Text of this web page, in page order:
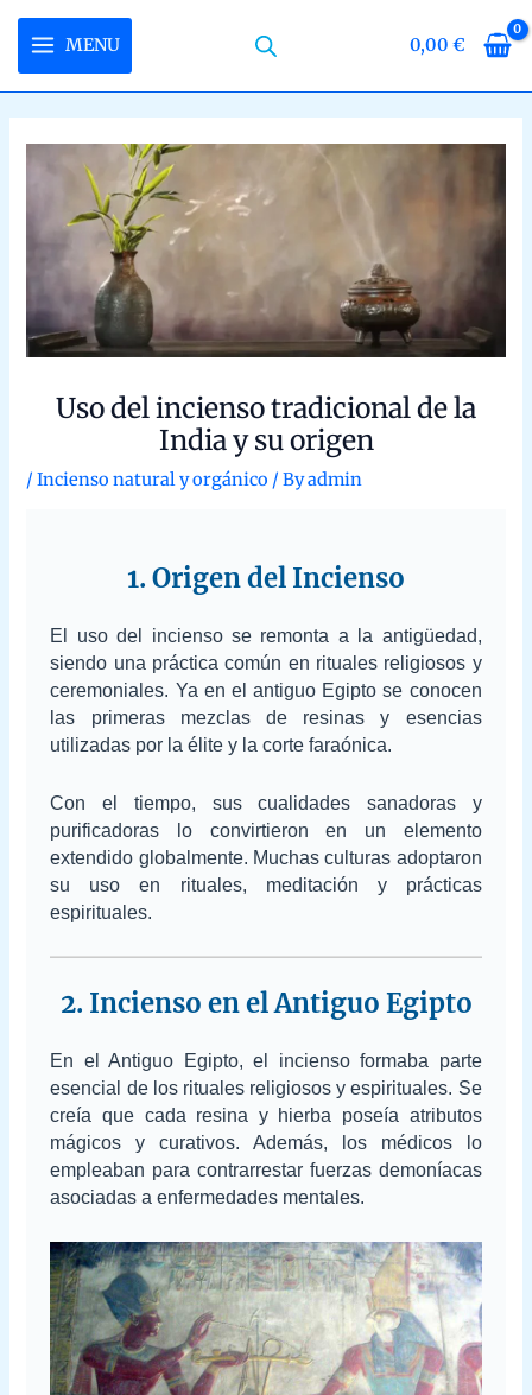
content
MENU 0,00€
Uso del incienso tradicional de la India y
su origen
/ Incienso natural y orgánico/ By admin
1. Origen del Incienso
El uso del incienso se remonta a la antigüedad,
siendo una práctica común en rituales religiosos y
ceremoniales. Ya en el antiguo Egipto se conocen
las primeras mezclas de resinas y esencias
utilizadas por la élite y la corte faraónica.
Con el tiempo, sus cualidades sanadoras y
purificadoras lo convirtieron en un elemento
extendido globalmente. Muchas culturas adoptaron
su uso en rituales, meditación y prácticas
espirituales.
2. Incienso en el Antiguo Egipto
En el Antiguo Egipto, el incienso formaba parte
esencial de los rituales religiosos y espirituales. Se
creía que cada resina y hierba poseía atributos
mágicos y curativos. Además, los médicos lo
empleaban para contrarrestar fuerzas demoníacas
asociadas a enfermedades mentales.